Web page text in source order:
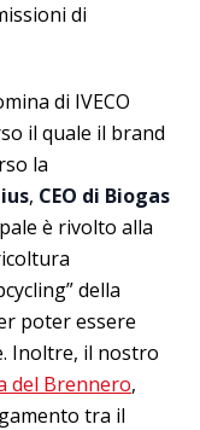
di
di IVECO
il quale il brand
la
, CEO di Biogas
è rivolto alla
della
poter essere
Inoltre, il nostro
del Brennero,
tra il